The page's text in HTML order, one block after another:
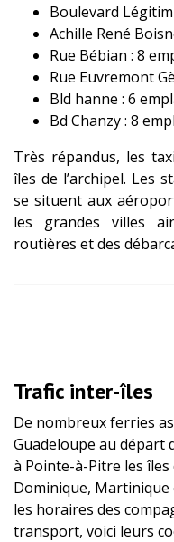
Boulevard
Achille René
Rue Bébian : 8
Rue Euvremont
Bld hanne : 6
Bd Chanzy : 8
Très répandus, les
îles de l’archipel. Les
se situent aux
les grandes villes
routières et des
Trafic inter-îles
De nombreux ferries
Guadeloupe au départ
à Pointe-à-Pitre les
Dominique, Martinique
les horaires des
transport, voici leurs